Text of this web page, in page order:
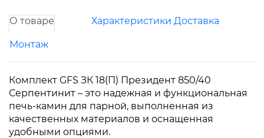
О товаре Характеристики Доставка
Монтаж
Комплект GFS ЗК 18(П) Президент 850/40
Серпентинит – это надежная и функциональная
печь-камин для парной, выполненная из
качественных материалов и оснащенная
удобными опциями.